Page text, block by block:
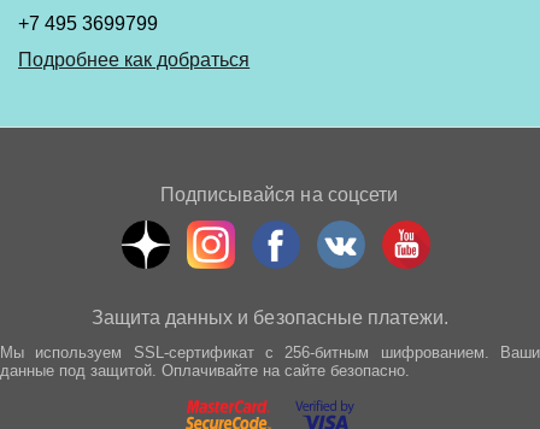
+7 495 3699799
Подробнее как добраться
Подписывайся на соцсети
Защита данных и безопасные платежи.
Мы используем SSL-сертификат с 256-битным шифрованием. Ваши
данные под защитой. Оплачивайте на сайте безопасно.